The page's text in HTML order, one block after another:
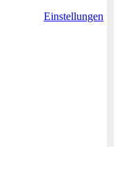
Einstellungen